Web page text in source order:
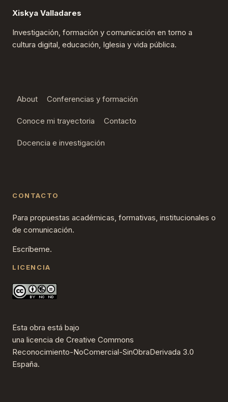
Xiskya Valladares
Investigación, formación y comunicación en torno a
cultura digital, educación, Iglesia y vida pública.
About Conferencias y formación
Conoce mi trayectoria Contacto
Docencia e investigación
CONTACTO
Para propuestas académicas, formativas, institucionales o
de comunicación.
Escríbeme.
LICENCIA
Esta obra está bajo
una licencia de Creative Commons
Reconocimiento-NoComercial-SinObraDerivada 3.0
España.